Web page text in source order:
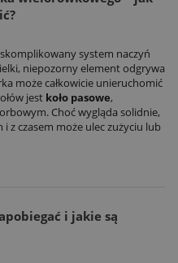
system naczyń
niepozorny element odgrywa
może całkowicie unieruchomić
jest koło pasowe,
Choć wygląda solidnie,
z czasem może ulec zużyciu lub
i jakie są